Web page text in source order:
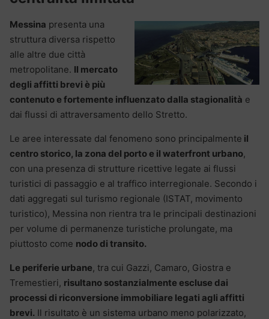
Messina presenta una
struttura diversa rispetto
alle altre due città
metropolitane. Il mercato
degli affitti brevi è più
contenuto e fortemente influenzato dalla stagionalità e
dai flussi di attraversamento dello Stretto.
Le aree interessate dal fenomeno sono principalmente il
centro storico, la zona del porto e il waterfront urbano,
con una presenza di strutture ricettive legate ai flussi
turistici di passaggio e al traffico interregionale. Secondo i
dati aggregati sul turismo regionale (ISTAT, movimento
turistico), Messina non rientra tra le principali destinazioni
per volume di permanenze turistiche prolungate, ma
piuttosto come nodo di transito.
Le periferie urbane, tra cui Gazzi, Camaro, Giostra e
Tremestieri, risultano sostanzialmente escluse dai
processi di riconversione immobiliare legati agli affitti
brevi. Il risultato è un sistema urbano meno polarizzato,